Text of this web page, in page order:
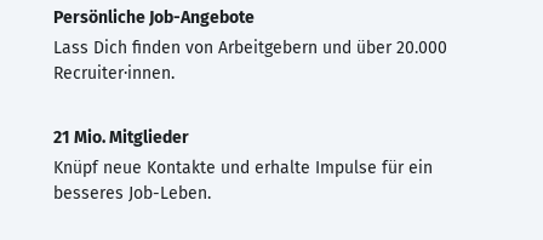
Persönliche Job-Angebote
Lass Dich finden von Arbeitgebern und über 20.000
Recruiter·innen.
21 Mio. Mitglieder
Knüpf neue Kontakte und erhalte Impulse für ein
besseres Job-Leben.